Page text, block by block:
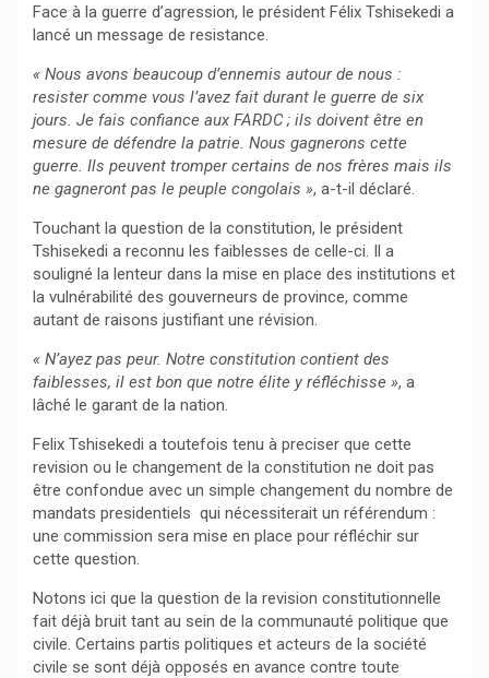
Face à la guerre d’agression, le président Félix Tshisekedi a
lancé un message de resistance.
« Nous avons beaucoup d’ennemis autour de nous :
resister comme vous l’avez fait durant le guerre de six
jours. Je fais confiance aux FARDC ; ils doivent être en
mesure de défendre la patrie. Nous gagnerons cette
guerre. Ils peuvent tromper certains de nos frères mais ils
ne gagneront pas le peuple congolais », a-t-il déclaré.
Touchant la question de la constitution, le président
Tshisekedi a reconnu les faiblesses de celle-ci. Il a
souligné la lenteur dans la mise en place des institutions et
la vulnérabilité des gouverneurs de province, comme
autant de raisons justifiant une révision.
« N’ayez pas peur. Notre constitution contient des
faiblesses, il est bon que notre élite y réfléchisse », a
lâché le garant de la nation.
Felix Tshisekedi a toutefois tenu à preciser que cette
revision ou le changement de la constitution ne doit pas
être confondue avec un simple changement du nombre de
mandats presidentiels qui nécessiterait un référendum :
une commission sera mise en place pour réfléchir sur
cette question.
Notons ici que la question de la revision constitutionnelle
fait déjà bruit tant au sein de la communauté politique que
civile. Certains partis politiques et acteurs de la société
civile se sont déjà opposés en avance contre toute